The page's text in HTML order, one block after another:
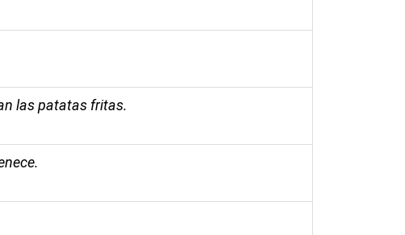
las patatas fritas.